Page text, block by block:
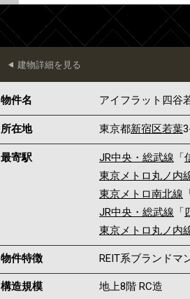
建物詳細を見る
物件名 アイフラット四谷
所在地 東京都新宿区若葉
最寄駅 JR中央・総武線 「
東京メトロ丸ノ内
東京メトロ南北線
JR中央・総武線 「
東京メトロ丸ノ内
物件特徴 REIT系ブランドマ
構造規模 地上8階 RC造